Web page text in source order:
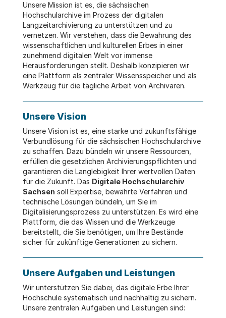
Unsere Mission ist es, die sächsischen
Hochschularchive im Prozess der digitalen
Langzeitarchivierung zu unterstützen und zu
vernetzen. Wir verstehen, dass die Bewahrung des
wissenschaftlichen und kulturellen Erbes in einer
zunehmend digitalen Welt vor immense
Herausforderungen stellt. Deshalb konzipieren wir
eine Plattform als zentraler Wissensspeicher und als
Werkzeug für die tägliche Arbeit von Archivaren.
Unsere Vision
Unsere Vision ist es, eine starke und zukunftsfähige
Verbundlösung für die sächsischen Hochschularchive
zu schaffen. Dazu bündeln wir unsere Ressourcen,
erfüllen die gesetzlichen Archivierungspflichten und
garantieren die Langlebigkeit Ihrer wertvollen Daten
für die Zukunft. Das Digitale Hochschularchiv
Sachsen soll Expertise, bewährte Verfahren und
technische Lösungen bündeln, um Sie im
Digitalisierungsprozess zu unterstützen. Es wird eine
Plattform, die das Wissen und die Werkzeuge
bereitstellt, die Sie benötigen, um Ihre Bestände
sicher für zukünftige Generationen zu sichern.
Unsere Aufgaben und Leistungen
Wir unterstützen Sie dabei, das digitale Erbe Ihrer
Hochschule systematisch und nachhaltig zu sichern.
Unsere zentralen Aufgaben und Leistungen sind: